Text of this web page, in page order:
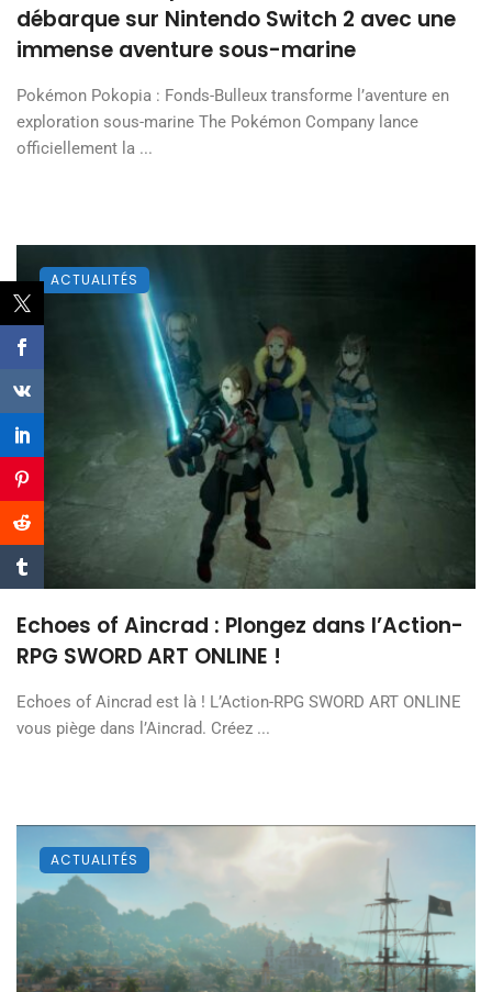
débarque sur Nintendo Switch 2 avec une
immense aventure sous-marine
Pokémon Pokopia : Fonds-Bulleux transforme l’aventure en
exploration sous-marine The Pokémon Company lance
officiellement la ...
ACTUALITÉS
Echoes of Aincrad : Plongez dans l’Action-
RPG SWORD ART ONLINE !
Echoes of Aincrad est là ! L’Action-RPG SWORD ART ONLINE
vous piège dans l’Aincrad. Créez ...
ACTUALITÉS